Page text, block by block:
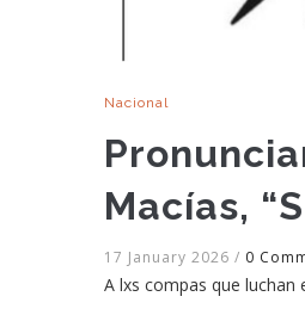
Nacional
Macías,
17 January 2026 / 0
A lxs compas que luchan